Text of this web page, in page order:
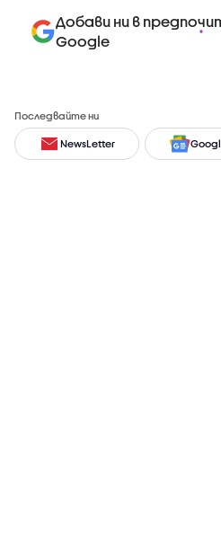
Добави ни в
Google
Последвайте ни
NewsLetter